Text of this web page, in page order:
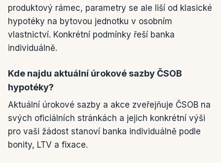
produktový rámec, parametry se ale liší od klasické
hypotéky na bytovou jednotku v osobním
vlastnictví. Konkrétní podmínky řeší banka
individuálně.
Kde najdu aktuální úrokové sazby ČSOB
hypotéky?
Aktuální úrokové sazby a akce zveřejňuje ČSOB na
svých oficiálních stránkách a jejich konkrétní výši
pro vaši žádost stanoví banka individuálně podle
bonity, LTV a fixace.